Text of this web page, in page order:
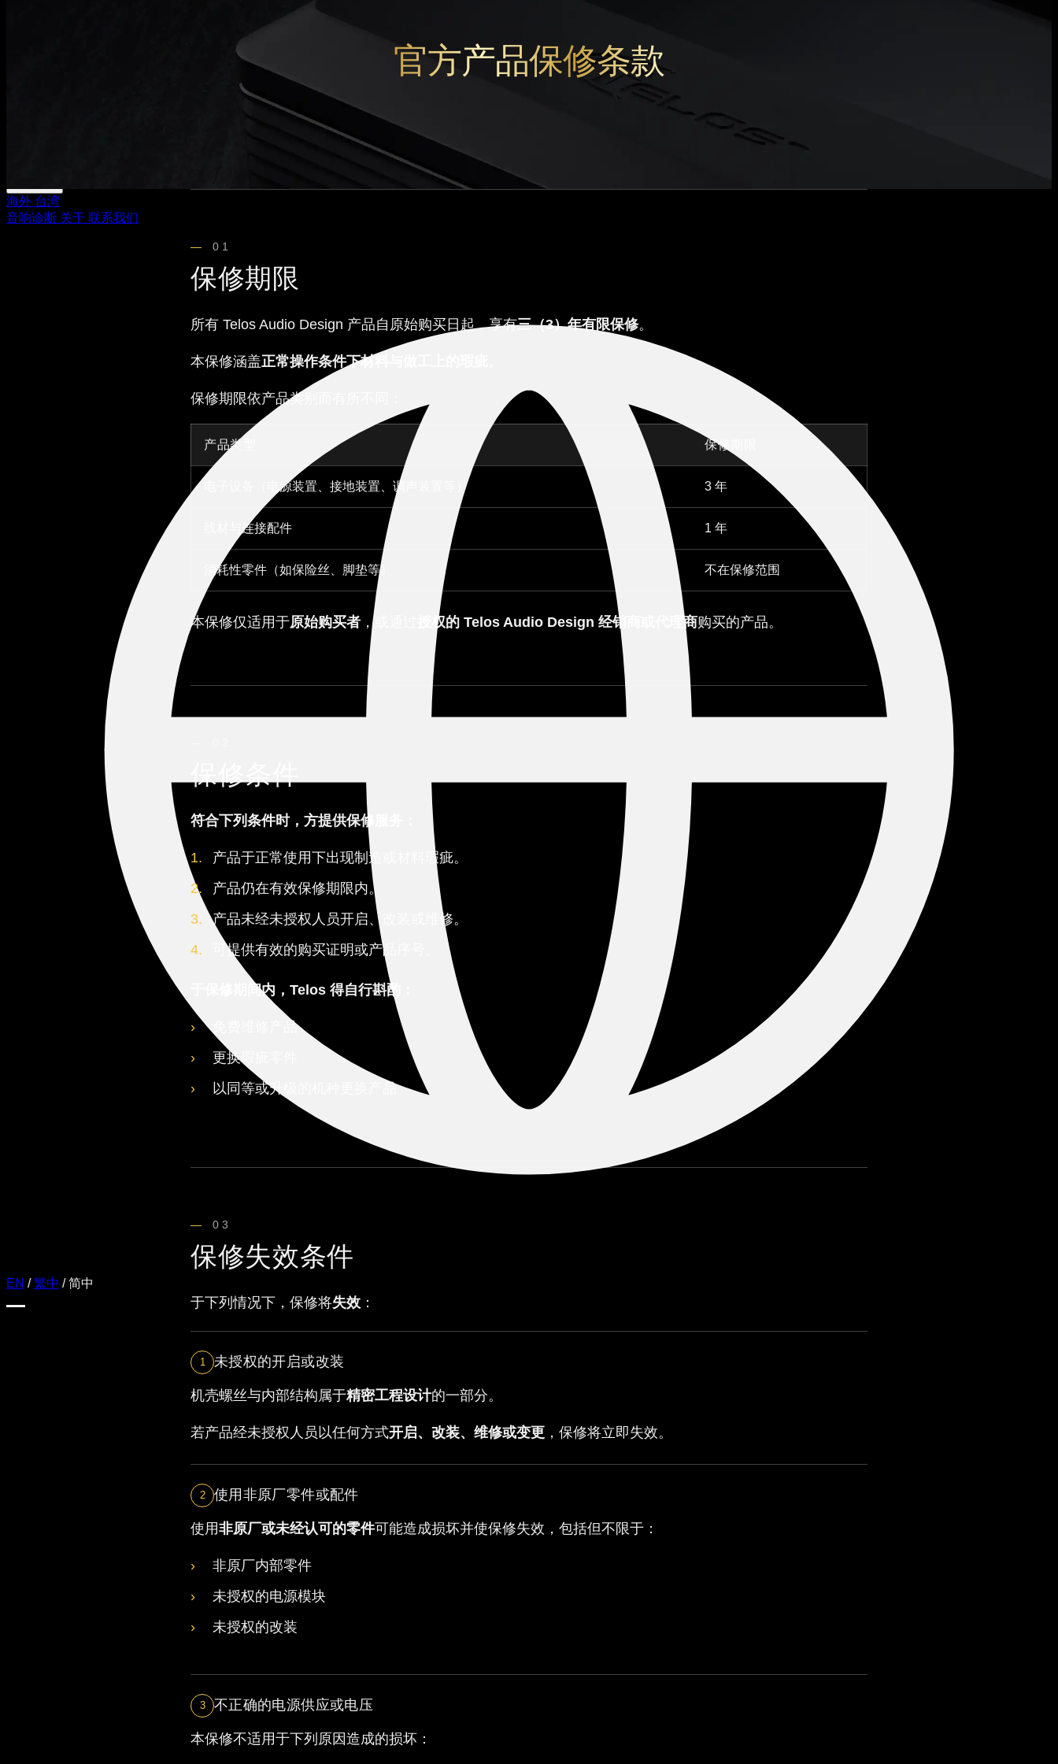
海外 台湾
音响诊断 关于 联系我们
EN / 繁中 / 简中
官方产品保修条款
01
保修期限
所有 Telos Audio Design 产品自原始购买日起，享有三（3）年有限保修。
本保修涵盖正常操作条件下材料与做工上的瑕疵。
保修期限依产品类别而有所不同：
产品类型 保修期限
电子设备（电源装置、接地装置、调声装置等） 3 年
线材与连接配件 1 年
消耗性零件（如保险丝、脚垫等） 不在保修范围
本保修仅适用于原始购买者 ，或通过 授权的 Telos Audio Design 经销商或代理商购买的产品。
保修条件
符合下列条件时，方提供保修服务：
产品于正常使用下出现制造或材料瑕疵。
产品仍在有效保修期限内。
产品未经未授权人员开启、改装或维修。
可提供有效的购买证明或产品序号。
于保修期间内，Telos 得自行斟酌：
免费维修产品
更换瑕疵零件
以同等或升级的机种更换产品
03
保修失效条件
于下列情况下，保修将失效 ：
1 未授权的开启或改装
机壳螺丝与内部结构属于精密工程设计的一部分。
若产品经未授权人员以任何方式开启、改装、维修或变更 ，保修将立即失效。
2 使用非原厂零件或配件
使用非原厂或未经认可的零件可能造成损坏并使保修失效，包括但不限于：
非原厂内部零件
未授权的电源模块
未授权的改装
3 不正确的电源供应或电压
本保修不适用于下列原因造成的损坏：